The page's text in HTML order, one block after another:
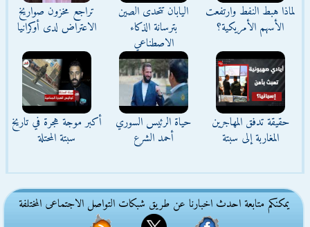
لماذا هبط النفط وارتفعت
الأسهم الأمريكية؟
اليابان تتحدى الصين
بترسانة الذكاء
الاصطناعي
تراجع مخزون صواريخ
الاعتراض لدى أوكرانيا
حقيقة تدفق المهاجرين
المغاربة إلى سبتة
حياة الرئيس السوري
أحمد الشرع
أكبر موجة هجرة في تاريخ
سبتة المحتلة
يمكنكم متابعة احدث اخبارنا عن طريق شبكات التواصل الاجتماعى المختلفة